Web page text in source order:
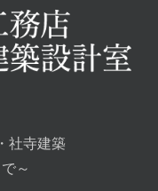
社寺建築
～